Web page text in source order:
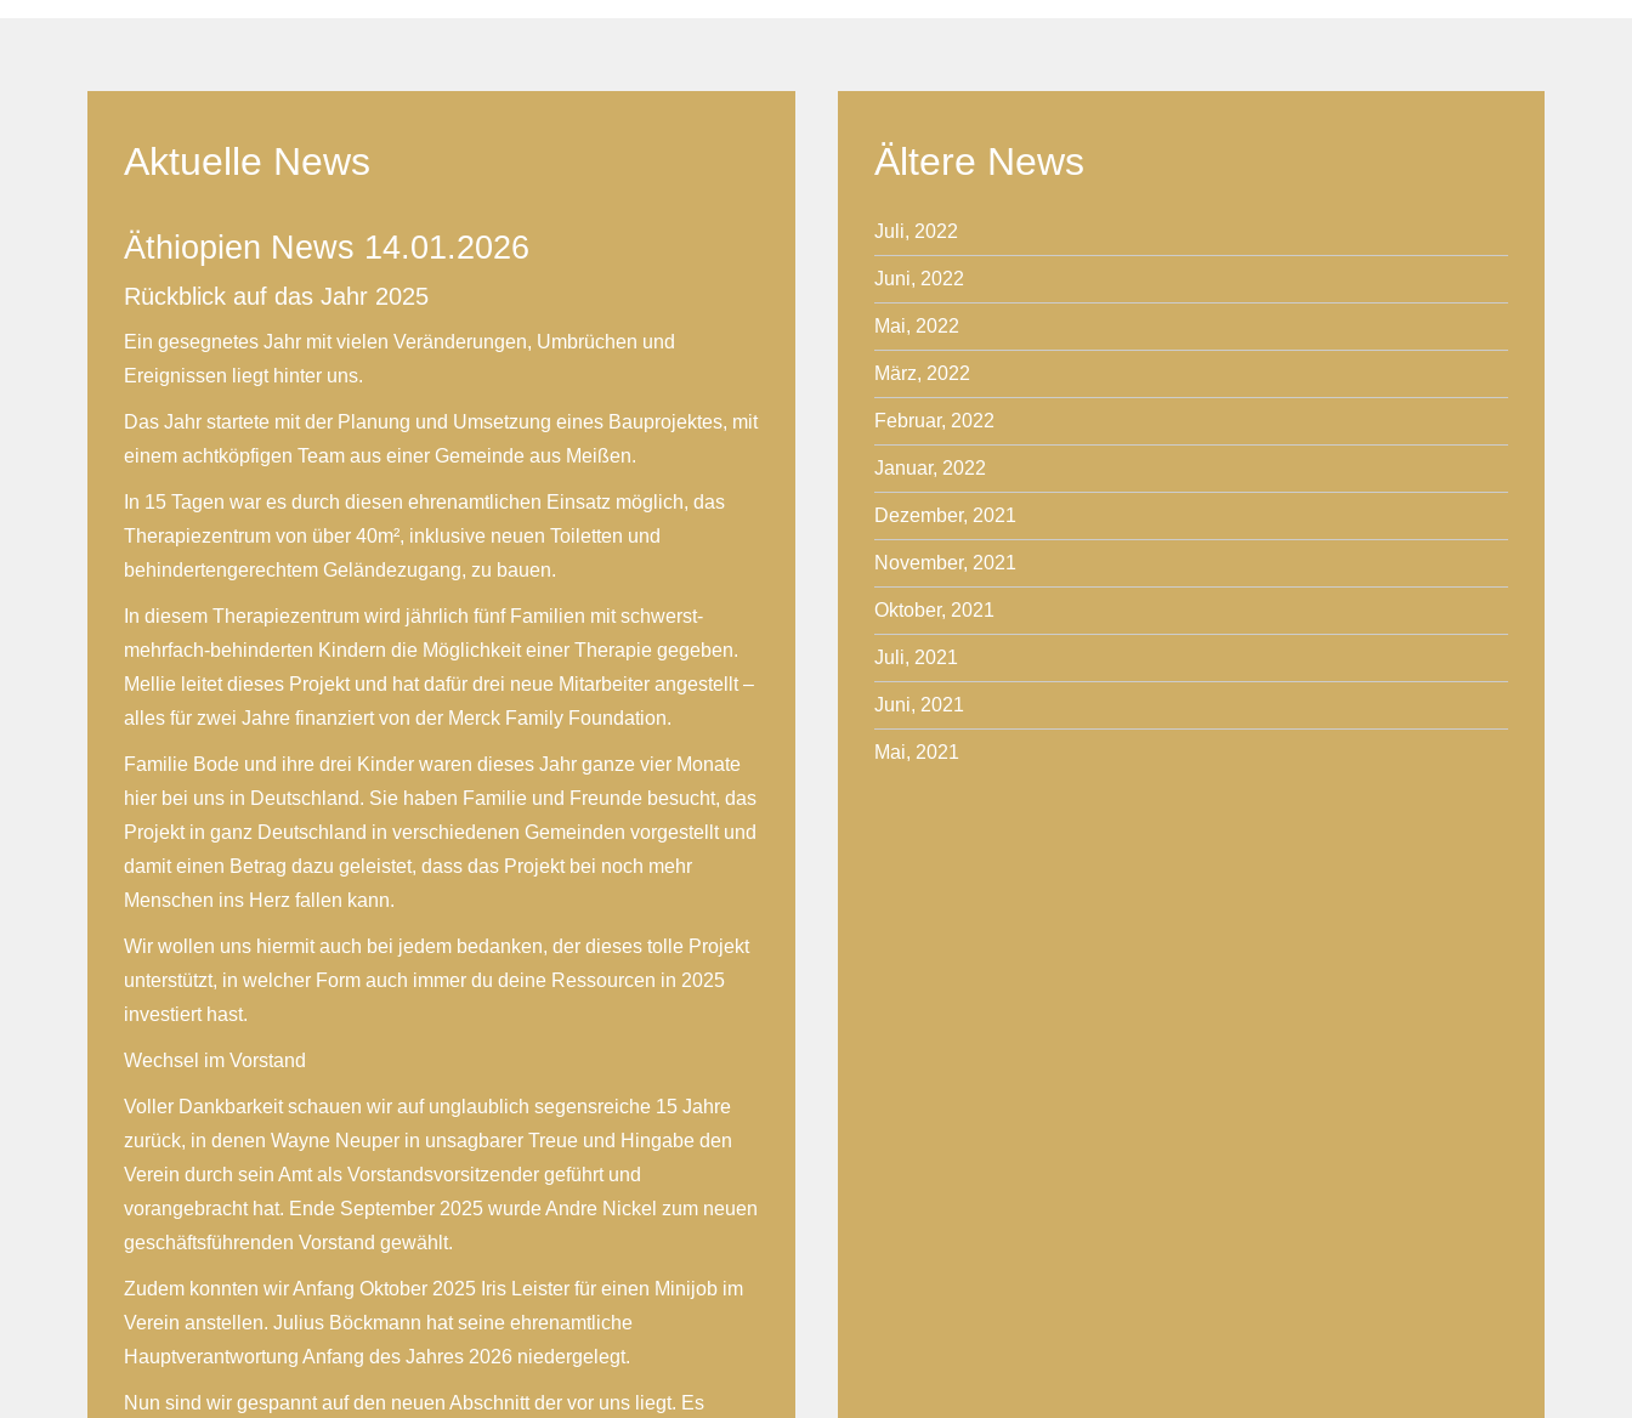
Aktuelle News
Äthiopien News 14.01.2026
Rückblick auf das Jahr 2025
Ein gesegnetes Jahr mit vielen Veränderungen, Umbrüchen und
Ereignissen liegt hinter uns.
Das Jahr startete mit der Planung und Umsetzung eines Bauprojektes, mit
einem achtköpfigen Team aus einer Gemeinde aus Meißen.
In 15 Tagen war es durch diesen ehrenamtlichen Einsatz möglich, das
Therapiezentrum von über 40m², inklusive neuen Toiletten und
behindertengerechtem Geländezugang, zu bauen.
In diesem Therapiezentrum wird jährlich fünf Familien mit schwerst-
mehrfach-behinderten Kindern die Möglichkeit einer Therapie gegeben.
Mellie leitet dieses Projekt und hat dafür drei neue Mitarbeiter angestellt –
alles für zwei Jahre finanziert von der Merck Family Foundation.
Familie Bode und ihre drei Kinder waren dieses Jahr ganze vier Monate
hier bei uns in Deutschland. Sie haben Familie und Freunde besucht, das
Projekt in ganz Deutschland in verschiedenen Gemeinden vorgestellt und
damit einen Betrag dazu geleistet, dass das Projekt bei noch mehr
Menschen ins Herz fallen kann.
Wir wollen uns hiermit auch bei jedem bedanken, der dieses tolle Projekt
unterstützt, in welcher Form auch immer du deine Ressourcen in 2025
investiert hast.
Wechsel im Vorstand
Voller Dankbarkeit schauen wir auf unglaublich segensreiche 15 Jahre
zurück, in denen Wayne Neuper in unsagbarer Treue und Hingabe den
Verein durch sein Amt als Vorstandsvorsitzender geführt und
vorangebracht hat. Ende September 2025 wurde Andre Nickel zum neuen
geschäftsführenden Vorstand gewählt.
Zudem konnten wir Anfang Oktober 2025 Iris Leister für einen Minijob im
Verein anstellen. Julius Böckmann hat seine ehrenamtliche
Hauptverantwortung Anfang des Jahres 2026 niedergelegt.
Nun sind wir gespannt auf den neuen Abschnitt der vor uns liegt. Es
Ältere News
Juli, 2022
Juni, 2022
Mai, 2022
März, 2022
Februar, 2022
Januar, 2022
Dezember, 2021
November, 2021
Oktober, 2021
Juli, 2021
Juni, 2021
Mai, 2021